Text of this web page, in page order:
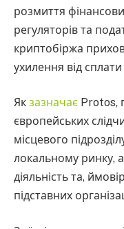
розмиття
регуляторів та
криптобіржа
ухилення від сплати
Як зазначає Protos,
європейських
місцевого
локальному ринку,
діяльність та,
підставних